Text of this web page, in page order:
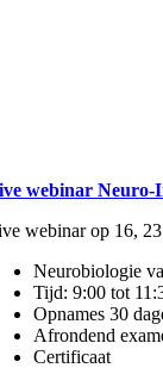
webinar Neuro-
webinar op 16,
Neurobiologie
Tijd: 9:00 tot
Opnames 30
Afrondend
Certificaat